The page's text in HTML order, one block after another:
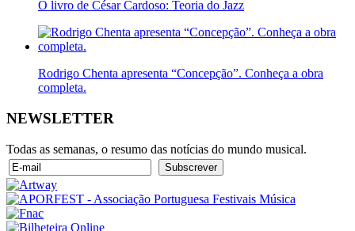
O livro de César Cardoso: Teoria do Jazz
Rodrigo Chenta apresenta “Concepção”. Conheça a obra
completa.
NEWSLETTER
Todas as semanas, o resumo das notícias do mundo musical.